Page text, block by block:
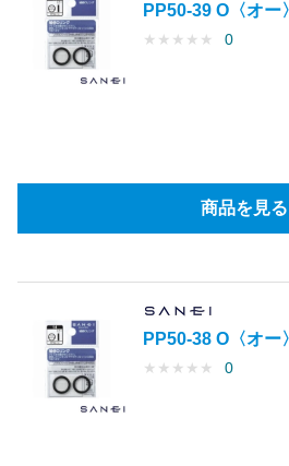
PP50-39 O〈オー
★ ★ ★ ★ ★ 0
商品を見る
PP50-38 O〈オー
★ ★ ★ ★ ★ 0